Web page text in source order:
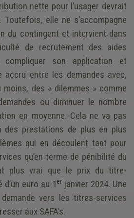
nette pour l’usager devrait
elle ne s’accompagne
du contingent et intervient dans
de recrutement des aides
son application et
accru entre les demandes avec,
des « dilemmes » comme
ou diminuer le nombre
en moyenne. Cela ne va pas
des prestations de plus en plus
qui en découlent tant pour
qu’en terme de pénibilité du
plus vrai que le prix du titre-
euro au 1er janvier 2024. Une
vers les titres-services
aux SAFA’s.